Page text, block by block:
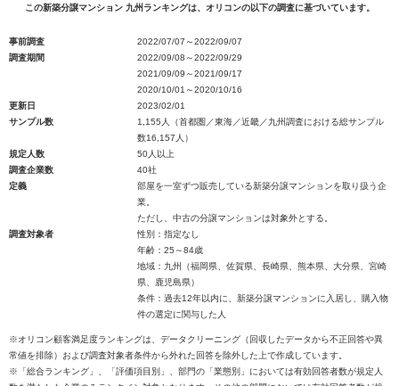
この新築分譲マンション 九州ランキングは、オリコンの以下の調査に基づいています。
事前調査
2022/07/07～2022/09/07
調査期間
2022/09/08～2022/09/29
2021/09/09～2021/09/17
2020/10/01～2020/10/16
更新日
2023/02/01
サンプル数
1,155人（首都圏／東海／近畿／九州調査における総サンプル
数16,157人）
規定人数
50人以上
調査企業数
40社
定義
部屋を一室ずつ販売している新築分譲マンションを取り扱う企
業。
ただし、中古の分譲マンションは対象外とする。
調査対象者
性別：指定なし
年齢：25～84歳
地域：九州（福岡県、佐賀県、長崎県、熊本県、大分県、宮崎
県、鹿児島県）
条件：過去12年以内に、新築分譲マンションに入居し、購入物
件の選定に関与した人
※オリコン顧客満足度ランキングは、データクリーニング（回収したデータから不正回答や異
常値を排除）および調査対象者条件から外れた回答を除外した上で作成しています。
※「総合ランキング」、「評価項目別」、部門の「業態別」においては有効回答者数が規定人